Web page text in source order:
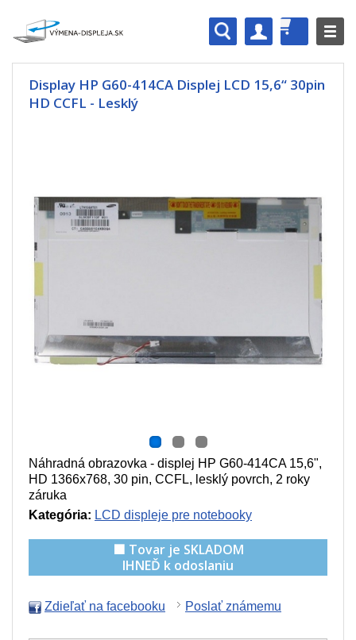
Display HP G60-414CA Displej LCD 15,6“ 30pin
HD CCFL - Lesklý
Náhradná obrazovka - displej HP G60-414CA 15,6",
HD 1366x768, 30 pin, CCFL, lesklý povrch, 2 roky
záruka
Kategória: LCD displeje pre notebooky
🟩 Tovar je SKLADOM
IHNEĎ k odoslaniu
Zdieľať na facebooku Poslať známemu